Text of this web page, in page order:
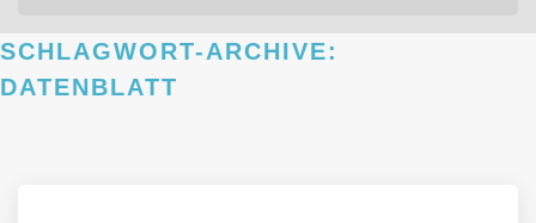
SCHLAGWORT-ARCHIVE:
DATENBLATT